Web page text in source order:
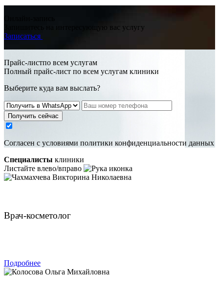
Запишитесь на интересующую вас услугу
Записаться
Прайс-листпо всем услугам
Полный прайс-лист по всем услугам клиники
Выберите куда вам выслать?
Получить сейчас
Cогласен с условиями политики конфиденциальности данных
Специалисты клиники
Листайте влево/вправо
Врач-косметолог
Подробнее